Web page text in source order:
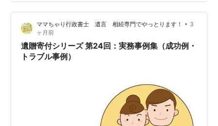
題、言語の違いによる意思疎通の難しさも無視できませ
ん。 さらに税務面でも注意が必要です。国内の公益法人
とは異なり、相続税の非課税措置が適用されない場合が
多く、結果として税負担が大きくなる可能性がありま
す。 そのため、海外団体への寄付を検討する場合に…
ママちゃり行政書士 遺言 相続専門でやっとります！ • 3
ヶ月前
遺贈寄付シリーズ 第24回：実務事例集（成功例・
トラブル事例）